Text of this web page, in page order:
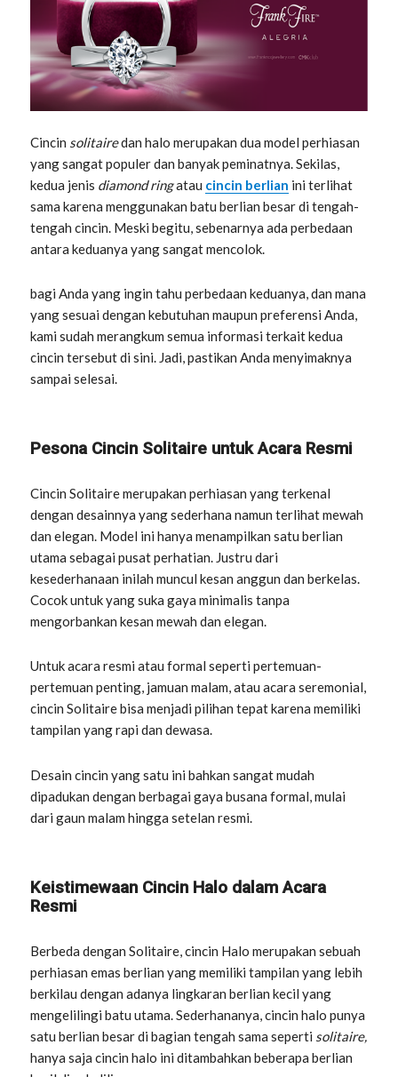
Cincin solitairedan halo merupakan dua model perhiasan
yang sangat populer dan banyak peminatnya. Sekilas,
kedua jenis diamond ringatau cincin berlian ini terlihat
sama karena menggunakan batu berlian besar di tengah-
tengah cincin. Meski begitu, sebenarnya ada perbedaan
antara keduanya yang sangat mencolok.
bagi Anda yang ingin tahu perbedaan keduanya, dan mana
yang sesuai dengan kebutuhan maupun preferensi Anda,
kami sudah merangkum semua informasi terkait kedua
cincin tersebut di sini. Jadi, pastikan Anda menyimaknya
sampai selesai.
Pesona Cincin Solitaire untuk Acara Resmi
Cincin Solitaire merupakan perhiasan yang terkenal
dengan desainnya yang sederhana namun terlihat mewah
dan elegan. Model ini hanya menampilkan satu berlian
utama sebagai pusat perhatian. Justru dari
kesederhanaan inilah muncul kesan anggun dan berkelas.
Cocok untuk yang suka gaya minimalis tanpa
mengorbankan kesan mewah dan elegan.
Untuk acara resmi atau formal seperti pertemuan-
pertemuan penting, jamuan malam, atau acara seremonial,
cincin Solitaire bisa menjadi pilihan tepat karena memiliki
tampilan yang rapi dan dewasa.
Desain cincin yang satu ini bahkan sangat mudah
dipadukan dengan berbagai gaya busana formal, mulai
dari gaun malam hingga setelan resmi.
Keistimewaan Cincin Halo dalam Acara
Resmi
Berbeda dengan Solitaire, cincin Halo merupakan sebuah
perhiasan emas berlian yang memiliki tampilan yang lebih
berkilau dengan adanya lingkaran berlian kecil yang
mengelilingi batu utama. Sederhananya, cincin halo punya
satu berlian besar di bagian tengah sama seperti solitaire,
hanya saja cincin halo ini ditambahkan beberapa berlian